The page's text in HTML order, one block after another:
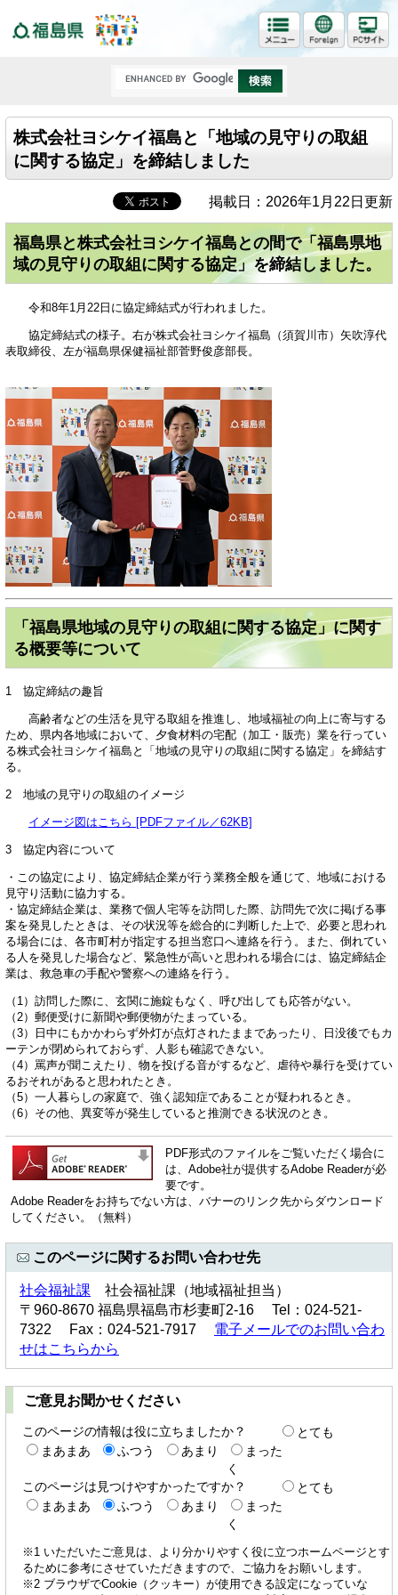
株式会社ヨシケイ福島と「地域の見守りの取組
に関する協定」を締結しました
掲載日：2026年1月22日更新
福島県と株式会社ヨシケイ福島との間で「福島県地
域の見守りの取組に関する協定」を締結しました。
令和8年1月22日に協定締結式が行われました。
協定締結式の様子。右が株式会社ヨシケイ福島（須賀川市）矢吹淳代
表取締役、左が福島県保健福祉部菅野俊彦部長。
「福島県地域の見守りの取組に関する協定」に関す
る概要等について
1 協定締結の趣旨
高齢者などの生活を見守る取組を推進し、地域福祉の向上に寄与する
ため、県内各地域において、夕食材料の宅配（加工・販売）業を行ってい
る株式会社ヨシケイ福島と「地域の見守りの取組に関する協定」を締結す
る。
2 地域の見守りの取組のイメージ
イメージ図はこちら [PDFファイル／62KB]
3 協定内容について
・この協定により、協定締結企業が行う業務全般を通じて、地域における
見守り活動に協力する。
・協定締結企業は、業務で個人宅等を訪問した際、訪問先で次に掲げる事
案を発見したときは、その状況等を総合的に判断した上で、必要と思われ
る場合には、各市町村が指定する担当窓口へ連絡を行う。また、倒れてい
る人を発見した場合など、緊急性が高いと思われる場合には、協定締結企
業は、救急車の手配や警察への連絡を行う。
（1）訪問した際に、玄関に施錠もなく、呼び出しても応答がない。
（2）郵便受けに新聞や郵便物がたまっている。
（3）日中にもかかわらず外灯が点灯されたままであったり、日没後でもカ
ーテンが閉められておらず、人影も確認できない。
（4）罵声が聞こえたり、物を投げる音がするなど、虐待や暴行を受けてい
るおそれがあると思われたとき。
（5）一人暮らしの家庭で、強く認知症であることが疑われるとき。
（6）その他、異変等が発生していると推測できる状況のとき。​
PDF形式のファイルをご覧いただく場合に
は、Adobe社が提供するAdobe Readerが必
要です。
Adobe Readerをお持ちでない方は、バナーのリンク先からダウンロード
してください。（無料）
このページに関するお問い合わせ先
社会福祉課 社会福祉課（地域福祉担当）
〒960-8670 福島県福島市杉妻町2-16 Tel：024-521-
7322 Fax：024-521-7917 電子メールでのお問い合わ
せはこちらから
ご意見お聞かせください
このページの情報は役に立ちましたか？
とても
まあまあ
ふつう あまり
まった
く
このページは見つけやすかったですか？
とても
まあまあ
ふつう あまり
まった
く
※1 いただいたご意見は、より分かりやすく役に立つホームページとす
るために参考にさせていただきますので、ご協力をお願いします。
※2 ブラウザでCookie（クッキー）が使用できる設定になっていな